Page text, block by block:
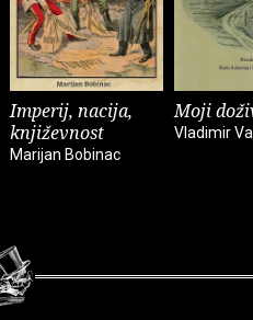
Imperij, nacija,
književnost
Marijan Bobinac
Moji
Vladimir